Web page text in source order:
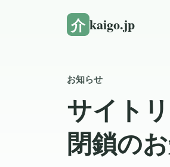
介 kaigo.jp
お知らせ
サイト
閉鎖の